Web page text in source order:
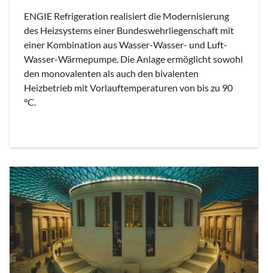
ENGIE Refrigeration realisiert die Modernisierung
des Heizsystems einer Bundeswehrliegenschaft mit
einer Kombination aus Wasser-Wasser- und Luft-
Wasser-Wärmepumpe. Die Anlage ermöglicht sowohl
den monovalenten als auch den bivalenten
Heizbetrieb mit Vorlauftemperaturen von bis zu 90
°C.